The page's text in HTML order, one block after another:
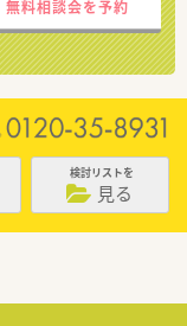
無料相談会を予約
検討リストを
見る